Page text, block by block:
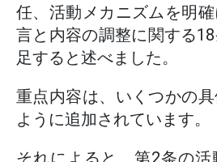
任、活動メカニズムを明
言と内容の調整に関する
足すると述べました。
重点内容は、いくつかの
ように追加されています。
それによると、第2条の